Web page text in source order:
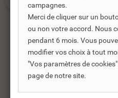
Produits
Les produits
produits connexes ou
campagnes.
Merci de cliquer sur un
ou non votre accord. Nous
pendant 6 mois. Vous
modifier vos choix à tout
"Vos paramètres de
page de notre site.